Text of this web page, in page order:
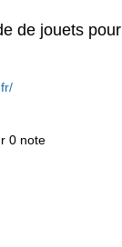
de jouets
0 note